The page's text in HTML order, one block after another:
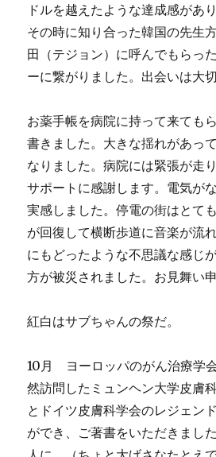
ドルを越えたような達成感があ
その時に知り合った韓国の先生
田（テジョン）に呼んでもらっ
ーに繋がりました。出会いは大切
お薬手帳を病院に持って来ても
書きました。大きな揺れがあっ
なりました。病院には緊張が走
サポートに感謝します。電気が
実感しました。停電の街はとて
が回復して横断歩道に音楽が流
にもどったような不思議な感じ
方が被災されました。お見舞い
紅白はサブちゃんの祭だ。
10月 ヨーロッパのがん治療学
然訪問したミュンヘン大学皮膚
とドイツ皮膚科学会のレジェン
ができ、ご著書をいただきまし